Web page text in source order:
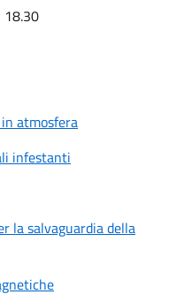
atmosfera
infestanti
la salvaguardia della